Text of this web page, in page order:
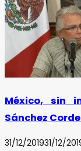
México, sin
Sánchez
31/12/201931/12/